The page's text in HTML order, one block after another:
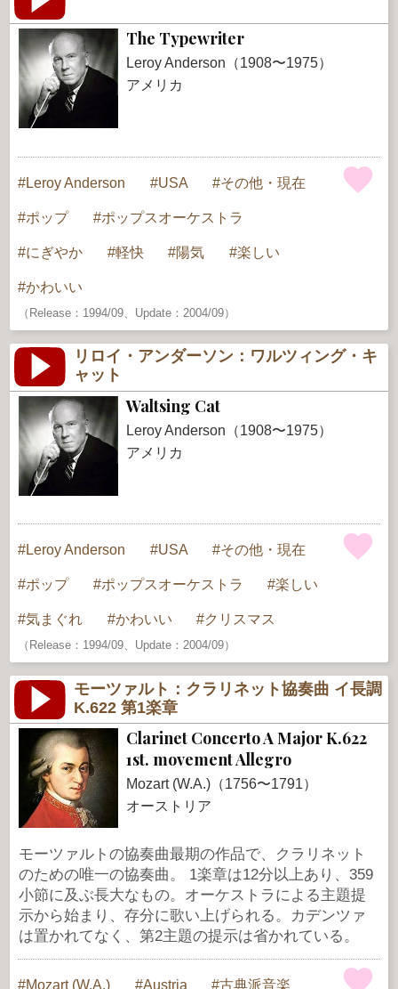
The Typewriter
Leroy Anderson（1908〜1975）
アメリカ
Leroy Anderson USA その他・現在
ポップ ポップスオーケストラ
にぎやか 軽快 陽気 楽しい
かわいい
（Release：1994/09、Update：2004/09）
リロイ・アンダーソン：ワルツィング・キ
ャット
Waltsing Cat
Leroy Anderson（1908〜1975）
アメリカ
Leroy Anderson USA その他・現在
ポップ ポップスオーケストラ 楽しい
気まぐれ かわいい クリスマス
（Release：1994/09、Update：2004/09）
モーツァルト：クラリネット協奏曲 イ長調
K.622 第1楽章
Clarinet Concerto A Major K.622
1st. movement Allegro
Mozart (W.A.)（1756〜1791）
オーストリア
モーツァルトの協奏曲最期の作品で、クラリネット
のための唯一の協奏曲。 1楽章は12分以上あり、359
小節に及ぶ長大なもの。オーケストラによる主題提
示から始まり、存分に歌い上げられる。カデンツァ
は置かれてなく、第2主題の提示は省かれている。
Mozart (W.A.) Austria 古典派音楽